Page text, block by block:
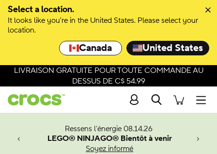
Select a location.
It looks like you're in the United States. Please select your
location.
Canada United States
Passer à la sélection de couleurs
Passer aux détails du produit
LIVRAISON GRATUITE POUR TOUTE COMMANDE AU
DESSUS DE C$ 54.99
Recherche
Ressens l’énergie 08.14.26
LEGO® NINJAGO® Bientôt à venir
Soyez informé
Man.